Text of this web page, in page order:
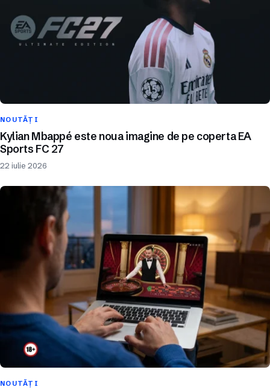
NOUTĂȚI
Kylian Mbappé este noua imagine de pe coperta EA
Sports FC 27
22 iulie 2026
NOUTĂȚI